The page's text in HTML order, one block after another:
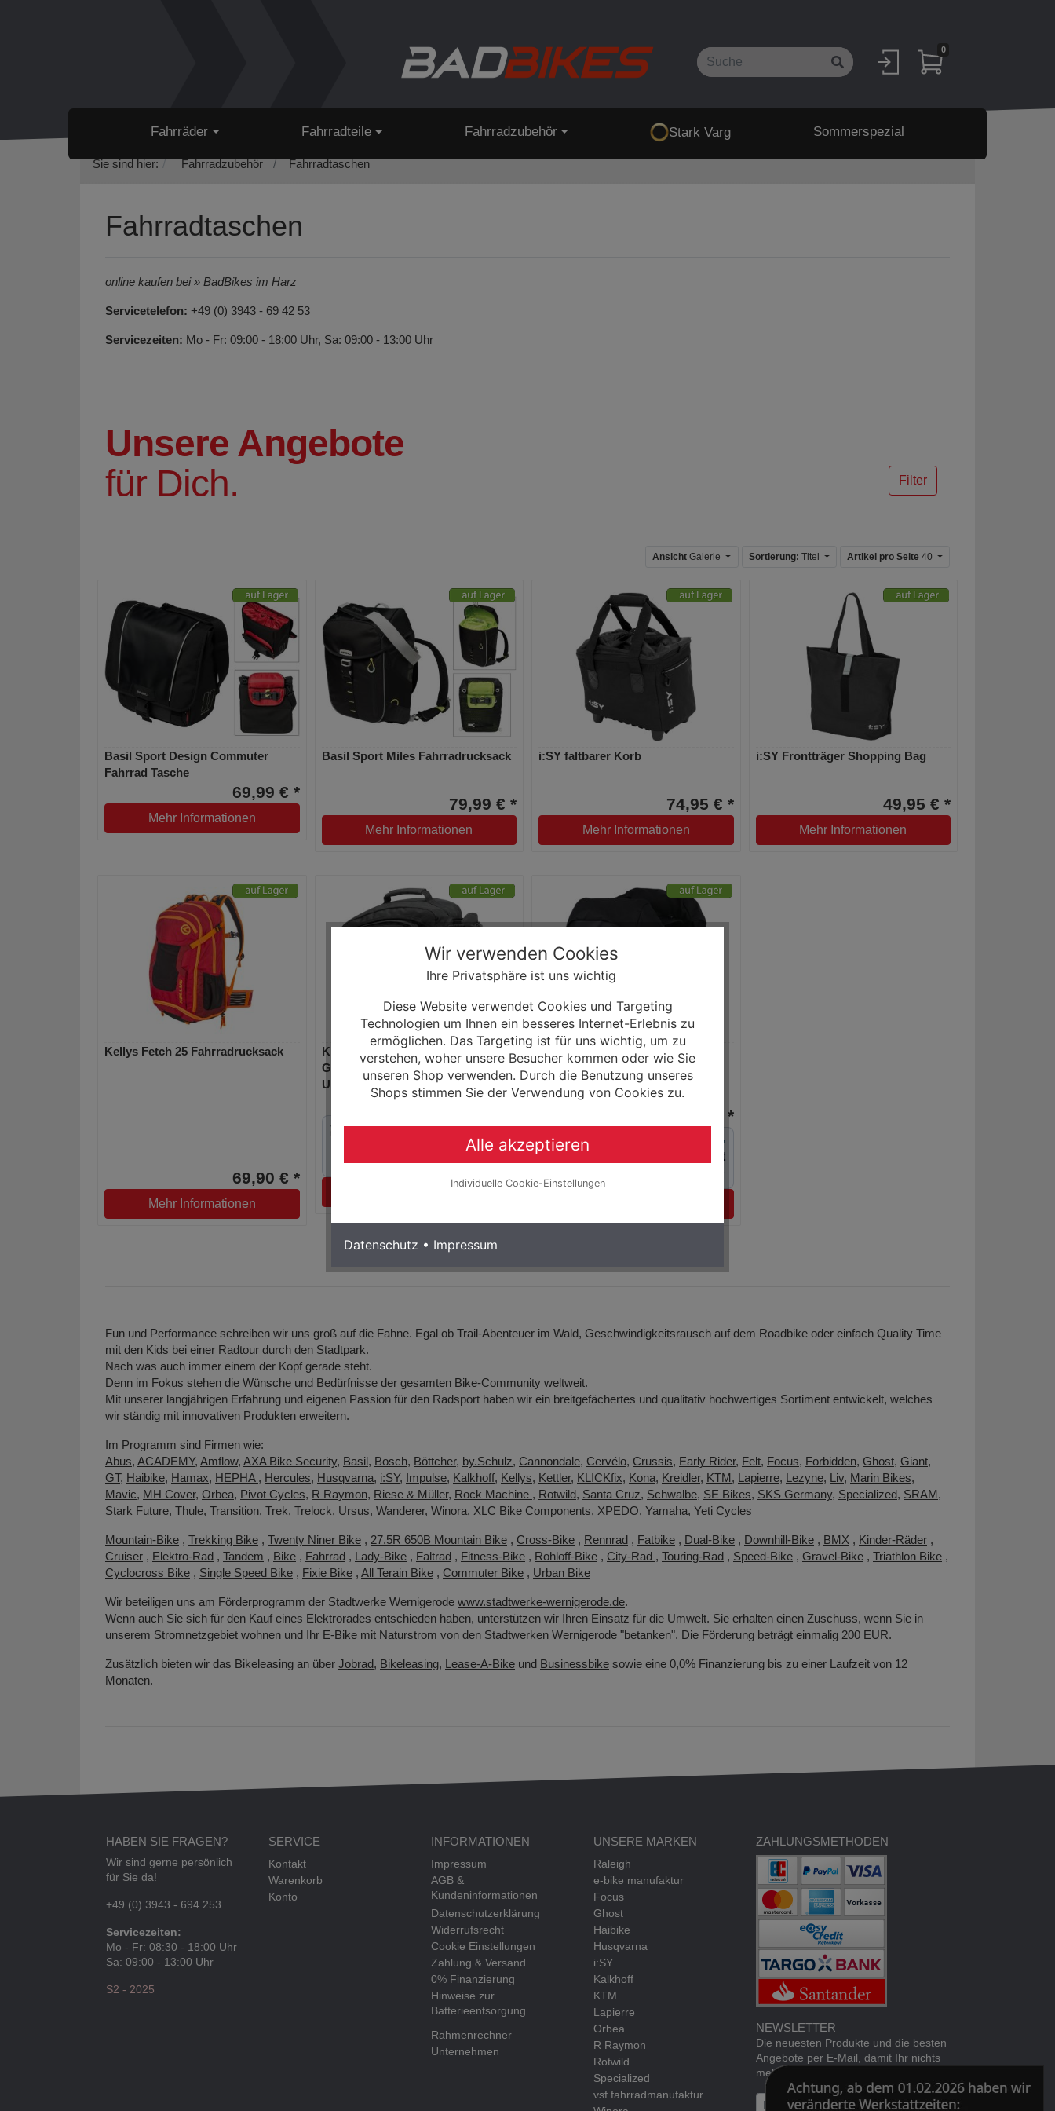
0
Fahrräder Fahrradteile Fahrradzubehör Stark Varg Sommerspezial
Sie sind hier: Fahrradzubehör Fahrradtaschen
Fahrradtaschen
online kaufen bei » BadBikes im Harz
Servicetelefon: +49 (0) 3943 - 69 42 53
Servicezeiten: Mo - Fr: 09:00 - 18:00 Uhr, Sa: 09:00 - 13:00 Uhr
Unsere Angebote
für Dich.
Filter
Ansicht Galerie Sortierung: Titel Artikel pro Seite 40
Basil Sport Design Commuter
Fahrrad Tasche
69,99 € *
Mehr Informationen
Basil Sport Miles Fahrradrucksack
79,99 € *
Mehr Informationen
i:SY faltbarer Korb
74,95 € *
Mehr Informationen
i:SY Frontträger Shopping Bag
49,95 € *
Mehr Informationen
Kellys Fetch 25 Fahrradrucksack
69,90 € *
Mehr Informationen
KLICKfix Rackpack 1 Plus
Gepäckträger Topcase (mit Klickfix
UniKlip Befestigungssystem)
134,95 € *
0% Finanzierung möglich
ab 2,25 € / Monat
Laufzeit bis zu 60 Monaten
Mehr Informationen
XLC V-light Active BA-S108
Doppelpacktasche
120,00 € *
0% Finanzierung möglich
ab 2,00 € / Monat
Fun und Performance schreiben wir uns groß auf die Fahne. Egal ob Trail-Abenteuer im Wald, Geschwindigkeitsrausch auf dem Roadbike oder einfach Quality Time
mit den Kids bei einer Radtour durch den Stadtpark.
Nach was auch immer einem der Kopf gerade steht.
Denn im Fokus stehen die Wünsche und Bedürfnisse der gesamten Bike-Community weltweit.
Mit unserer langjährigen Erfahrung und eigenen Passion für den Radsport haben wir ein breitgefächertes und qualitativ hochwertiges Sortiment entwickelt, welches
wir ständig mit innovativen Produkten erweitern.
Im Programm sind Firmen wie:
Abus, ACADEMY, Amflow, AXA Bike Security, Basil, Bosch, Böttcher, by.Schulz, Cannondale, Cervélo, Crussis, Early Rider, Felt, Focus, Forbidden, Ghost, Giant,
GT, Haibike, Hamax, HEPHA , Hercules, Husqvarna, i:SY, Impulse, Kalkhoff, Kellys, Kettler, KLICKfix, Kona, Kreidler, KTM, Lapierre, Lezyne, Liv, Marin Bikes,
Mavic, MH Cover, Orbea, Pivot Cycles, R Raymon, Riese & Müller, Rock Machine , Rotwild, Santa Cruz, Schwalbe, SE Bikes, SKS Germany, Specialized, SRAM,
Stark Future, Thule, Transition, Trek, Trelock, Ursus, Wanderer, Winora, XLC Bike Components, XPEDO, Yamaha, Yeti Cycles
Mountain-Bike , Trekking Bike , Twenty Niner Bike , 27.5R 650B Mountain Bike , Cross-Bike , Rennrad , Fatbike , Dual-Bike , Downhill-Bike , BMX , Kinder-Räder ,
Cruiser , Elektro-Rad , Tandem , Bike , Fahrrad , Lady-Bike , Faltrad , Fitness-Bike , Rohloff-Bike , City-Rad , Touring-Rad , Speed-Bike , Gravel-Bike , Triathlon Bike ,
Cyclocross Bike , Single Speed Bike , Fixie Bike , All Terain Bike , Commuter Bike , Urban Bike
Wir beteiligen uns am Förderprogramm der Stadtwerke Wernigerode www.stadtwerke-wernigerode.de.
Wenn auch Sie sich für den Kauf eines Elektrorades entschieden haben, unterstützen wir Ihren Einsatz für die Umwelt. Sie erhalten einen Zuschuss, wenn Sie in
unserem Stromnetzgebiet wohnen und Ihr E-Bike mit Naturstrom von den Stadtwerken Wernigerode "betanken". Die Förderung beträgt einmalig 200 EUR.
Zusätzlich bieten wir das Bikeleasing an über Jobrad, Bikeleasing, Lease-A-Bike und Businessbike sowie eine 0,0% Finanzierung bis zu einer Laufzeit von 12
Monaten.
HABEN SIE FRAGEN?
Wir sind gerne persönlich
für Sie da!
+49 (0) 3943 - 694 253
Servicezeiten:
Mo - Fr: 08:30 - 18:00 Uhr
Sa: 09:00 - 13:00 Uhr
S2 - 2025
SERVICE
Kontakt
Warenkorb
Konto
INFORMATIONEN
Impressum
AGB &
Kundeninformationen
Datenschutzerklärung
Widerrufsrecht
Cookie Einstellungen
Zahlung & Versand
0% Finanzierung
Hinweise zur
Batterieentsorgung
Rahmenrechner
Unternehmen
UNSERE MARKEN
Raleigh
e-bike manufaktur
Focus
Ghost
Haibike
Husqvarna
i:SY
Kalkhoff
KTM
Lapierre
Orbea
R Raymon
Rotwild
Specialized
vsf fahrradmanufaktur
ZAHLUNGSMETHODEN
NEWSLETTER
Die neuesten Produkte und die besten
Angebote per E-Mail, damit Ihr nichts
mehr verpasst.
Newsletter Abonnieren
Wir verwenden Cookies
Ihre Privatsphäre ist uns wichtig
Diese Website verwendet Cookies und Targeting
Technologien um Ihnen ein besseres Internet-Erlebnis zu
ermöglichen. Das Targeting ist für uns wichtig, um zu
verstehen, woher unsere Besucher kommen oder wie Sie
unseren Shop verwenden. Durch die Benutzung unseres
Shops stimmen Sie der Verwendung von Cookies zu.
Alle akzeptieren
Individuelle Cookie-Einstellungen
Datenschutz • Impressum